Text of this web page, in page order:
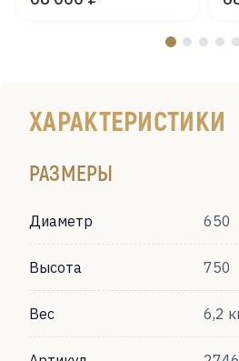
ХАРАКТЕРИСТИКИ
РАЗМЕРЫ
Диаметр 650
Высота 750
Вес 6,2